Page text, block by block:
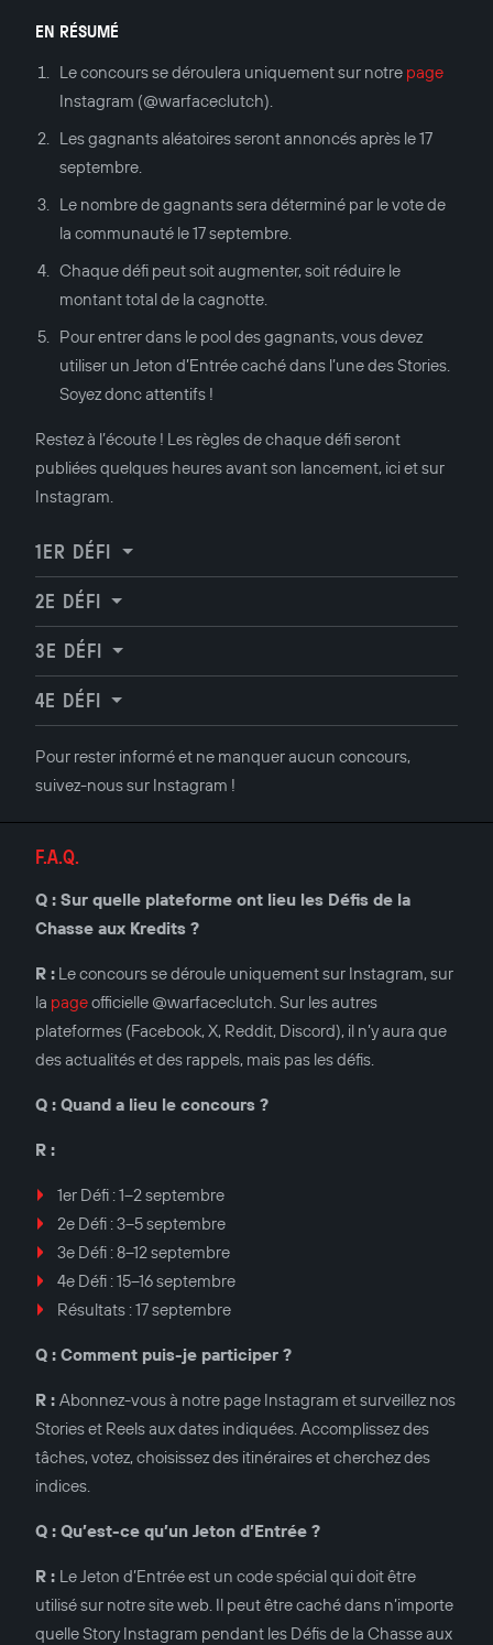
EN RÉSUMÉ
Le concours se déroulera uniquement sur notre page
Instagram (@warfaceclutch).
Les gagnants aléatoires seront annoncés après le 17
septembre.
Le nombre de gagnants sera déterminé par le vote de
la communauté le 17 septembre.
Chaque défi peut soit augmenter, soit réduire le
montant total de la cagnotte.
Pour entrer dans le pool des gagnants, vous devez
utiliser un Jeton d’Entrée caché dans l’une des Stories.
Soyez donc attentifs !
Restez à l’écoute ! Les règles de chaque défi seront
publiées quelques heures avant son lancement, ici et sur
Instagram.
1ER DÉFI
2E DÉFI
3E DÉFI
4E DÉFI
Pour rester informé et ne manquer aucun concours,
suivez-nous sur Instagram !
F.A.Q.
Q : Sur quelle plateforme ont lieu les Défis de la
Chasse aux Kredits ?
R : Le concours se déroule uniquement sur Instagram, sur
la pageofficielle @warfaceclutch. Sur les autres
plateformes (Facebook, X, Reddit, Discord), il n’y aura que
des actualités et des rappels, mais pas les défis.
Q : Quand a lieu le concours ?
R :
1er Défi : 1–2 septembre
2e Défi : 3–5 septembre
3e Défi : 8–12 septembre
4e Défi : 15–16 septembre
Résultats : 17 septembre
Q : Comment puis-je participer ?
R : Abonnez-vous à notre page Instagram et surveillez nos
Stories et Reels aux dates indiquées. Accomplissez des
tâches, votez, choisissez des itinéraires et cherchez des
indices.
Q : Qu’est-ce qu’un Jeton d’Entrée ?
R : Le Jeton d’Entrée est un code spécial qui doit être
utilisé sur notre site web. Il peut être caché dans n’importe
quelle Story Instagram pendant les Défis de la Chasse aux